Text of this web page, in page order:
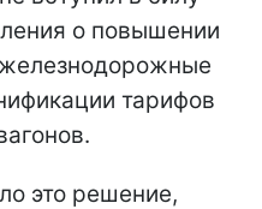
о повышении
тарифов
это решение,